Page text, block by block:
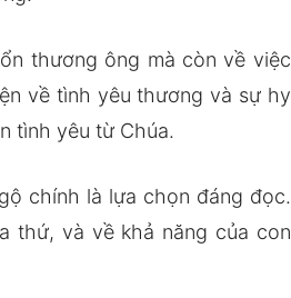
thương ông mà còn về việc
về tình yêu thương và sự hy
tình yêu từ Chúa.
chính là lựa chọn đáng đọc.
thứ, và về khả năng của con